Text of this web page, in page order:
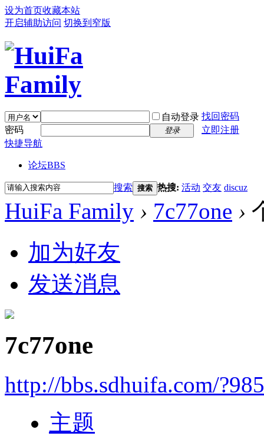
设为首页收藏本站
开启辅助访问 切换到窄版
自动登录 找回密码
密码
登录
立即注册
快捷导航
论坛BBS
搜索 搜索 热搜: 活动 交友 discuz
HuiFa Family › 7c77one ›
加为好友
发送消息
7c77one
http://bbs.sdhuifa.com/
主题